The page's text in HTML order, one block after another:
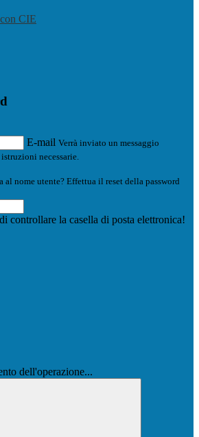
CIE
E-mail Verrà inviato un messaggio
necessarie.
al nome utente? Effettua il reset della password
controllare la casella di posta elettronica!
dell'operazione...